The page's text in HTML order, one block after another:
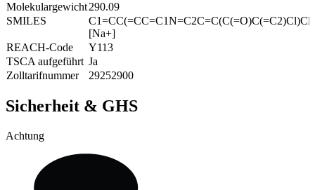
Molekulargewicht290.09
SMILES
[Na+]
REACH-Code
Y113
TSCA aufgeführt Ja
Zolltarifnummer
29252900
Sicherheit & GHS
Achtung